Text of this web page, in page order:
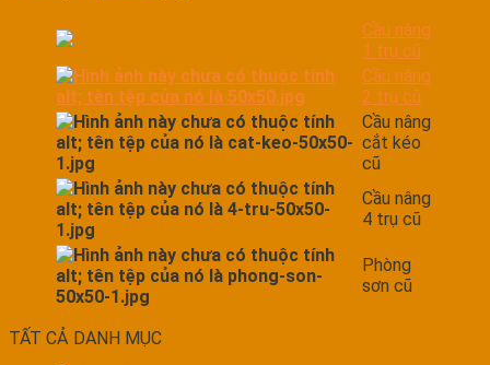
Cầu nâng
1 trụ cũ
Cầu nâng
2 trụ cũ
Cầu nâng
cắt kéo
cũ
Cầu nâng
4 trụ cũ
Phòng
sơn cũ
TẤT CẢ DANH MỤC